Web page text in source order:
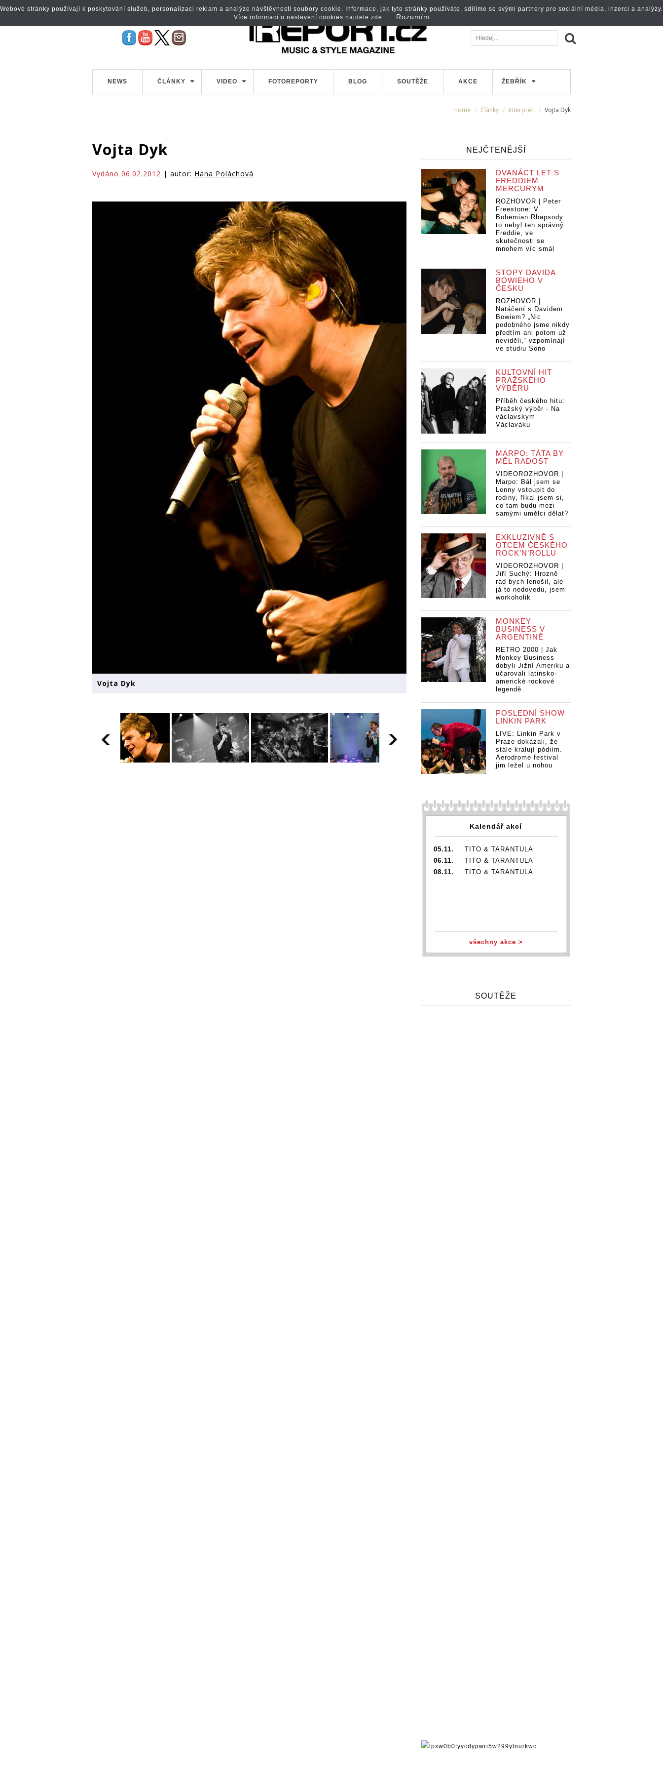
NEWS ČLÁNKY VIDEO FOTOREPORTY BLOG SOUTĚŽE AKCE ŽEBŘÍK
Home Články Interpreti Vojta Dyk
Vojta Dyk
Vydáno 06.02.2012 | autor: Hana Poláchová
Vojta Dyk
NEJČTENĚJŠÍ
DVANÁCT LET S
FREDDIEM
MERCURYM
ROZHOVOR | Peter
Freestone: V
Bohemian Rhapsody
to nebyl ten správný
Freddie, ve
skutečnosti se
mnohem víc smál
STOPY DAVIDA
BOWIEHO V
ČESKU
ROZHOVOR |
Natáčení s Davidem
Bowiem? „Nic
podobného jsme nikdy
předtím ani potom už
neviděli,“ vzpomínají
ve studiu Sono
KULTOVNÍ HIT
PRAŽSKÉHO
VÝBĚRU
Příběh českého hitu:
Pražský výběr - Na
václavskym
Václaváku
MARPO: TÁTA BY
MĚL RADOST
VIDEOROZHOVOR |
Marpo: Bál jsem se
Lenny vstoupit do
rodiny, říkal jsem si,
co tam budu mezi
samými umělci dělat?
EXKLUZIVNĚ S
OTCEM ČESKÉHO
ROCK’N’ROLLU
VIDEOROZHOVOR |
Jiří Suchý: Hrozně
rád bych lenošil, ale
já to nedovedu, jsem
workoholik
MONKEY
BUSINESS V
ARGENTINĚ
RETRO 2000 | Jak
Monkey Business
dobyli Jižní Ameriku a
učarovali latinsko-
americké rockové
legendě
POSLEDNÍ SHOW
LINKIN PARK
LIVE: Linkin Park v
Praze dokázali, že
stále kralují pódiím.
Aerodrome festival
jim ležel u nohou
Kalendář akcí
05.11.
TITO & TARANTULA
06.11.
TITO & TARANTULA
08.11.
TITO & TARANTULA
všechny akce >
SOUTĚŽE
Webové stránky používají k poskytování služeb, personalizaci reklam a analýze návštěvnosti soubory cookie. Informace, jak tyto stránky používáte, sdílíme se svými partnery pro sociální média, inzerci a analýzy.
Více informací o nastavení cookies najdete zde. Rozumím